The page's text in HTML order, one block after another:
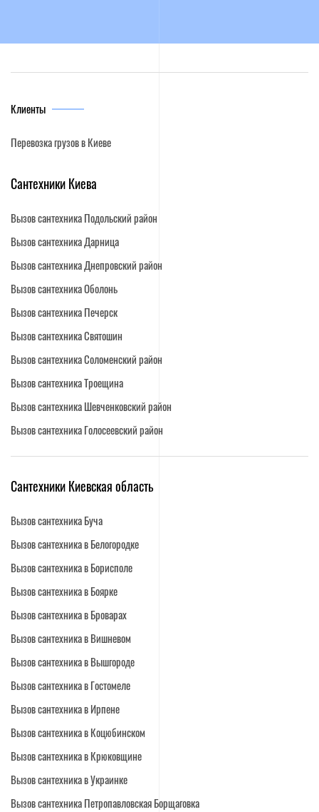
Клиенты
Перевозка грузов в Киеве
Сантехники Киева
Вызов сантехника Подольский район
Вызов сантехника Дарница
Вызов сантехника Днепровский район
Вызов сантехника Оболонь
Вызов сантехника Печерск
Вызов сантехника Святошин
Вызов сантехника Соломенский район
Вызов сантехника Троещина
Вызов сантехника Шевченковский район
Вызов сантехника Голосеевский район
Сантехники Киевская область
Вызов сантехника Буча
Вызов сантехника в Белогородке
Вызов сантехника в Борисполе
Вызов сантехника в Боярке
Вызов сантехника в Броварах
Вызов сантехника в Вишневом
Вызов сантехника в Вышгороде
Вызов сантехника в Гостомеле
Вызов сантехника в Ирпене
Вызов сантехника в Коцюбинском
Вызов сантехника в Крюковщине
Вызов сантехника в Украинке
Вызов сантехника Петропавловская Борщаговка